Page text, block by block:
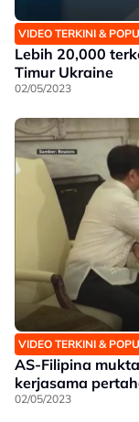
VIDEO TERKINI &
Lebih 20,000
Timur Ukraine
02/05/2023
VIDEO TERKINI &
AS-Filipina
kerjasama
02/05/2023